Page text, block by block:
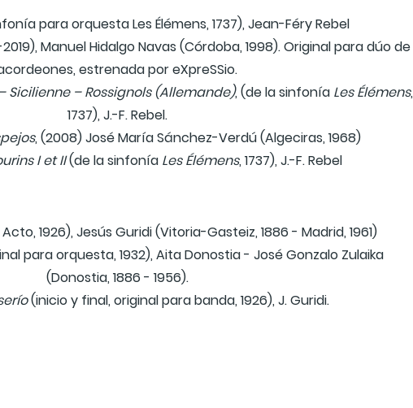
para orquesta Les Élémens, 1737), Jean-Féry Rebel
Manuel Hidalgo Navas (Córdoba, 1998). Original para dúo de
estrenada por eXpreSSio.
Sicilienne – Rossignols (Allemande), (de la sinfonía Les Élémens,
1737), J.-F. Rebel.
, (2008) José María Sánchez-Verdú (Algeciras, 1968)
I et II(de la sinfonía Les Élémens, 1737), J.-F. Rebel
Acto, 1926), Jesús Guridi (Vitoria-Gasteiz, 1886 - Madrid, 1961)
para orquesta, 1932), Aita Donostia - José Gonzalo Zulaika
(Donostia, 1886 - 1956).
(inicio y final, original para banda, 1926), J. Guridi.